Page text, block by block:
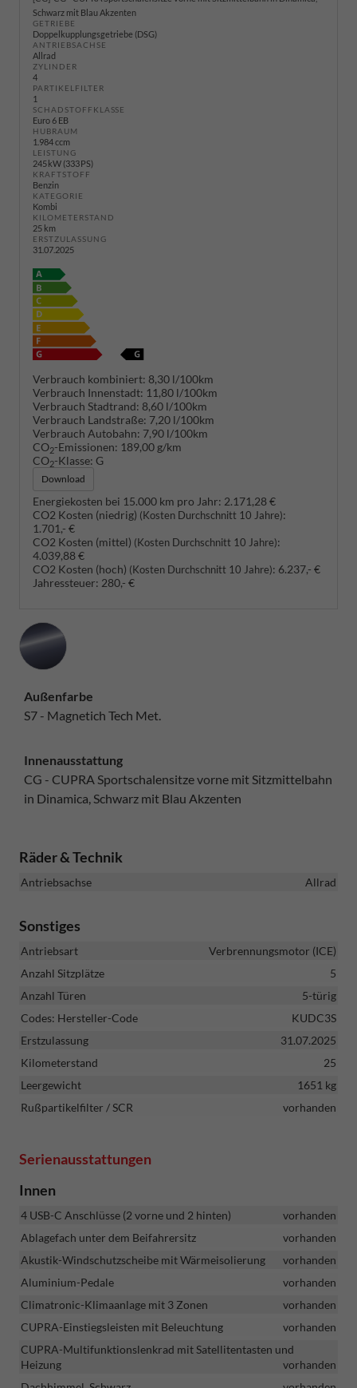
Schwarz mit Blau Akzenten
GETRIEBE
Doppelkupplungsgetriebe (DSG)
ANTRIEBSACHSE
Allrad
ZYLINDER
4
PARTIKELFILTER
1
SCHADSTOFFKLASSE
Euro 6 EB
HUBRAUM
1.984 ccm
LEISTUNG
245 kW (333 PS)
KRAFTSTOFF
Benzin
KATEGORIE
Kombi
KILOMETERSTAND
25 km
ERSTZULASSUNG
31.07.2025
Verbrauch kombiniert: 8,30 l/100km
Verbrauch Innenstadt: 11,80 l/100km
Verbrauch Stadtrand: 8,60 l/100km
Verbrauch Landstraße: 7,20 l/100km
Verbrauch Autobahn: 7,90 l/100km
CO2-Emissionen: 189,00 g/km
CO2-Klasse: G
Download
Energiekosten bei 15.000 km pro Jahr: 2.171,28 €
CO2 Kosten (niedrig) (Kosten Durchschnitt 10 Jahre):
1.701,- €
CO2 Kosten (mittel) (Kosten Durchschnitt 10 Jahre):
4.039,88 €
CO2 Kosten (hoch) (Kosten Durchschnitt 10 Jahre): 6.237,- €
Jahressteuer: 280,- €
Außenfarbe
S7 - Magnetich Tech Met.
Innenausstattung
CG - CUPRA Sportschalensitze vorne mit Sitzmittelbahn
in Dinamica, Schwarz mit Blau Akzenten
Räder & Technik
Antriebsachse Allrad
Sonstiges
Antriebsart
Verbrennungsmotor (ICE)
Anzahl Sitzplätze
5
Anzahl Türen
5-türig
Codes: Hersteller-Code
KUDC3S
Erstzulassung
31.07.2025
Kilometerstand
25
Leergewicht
1651 kg
Rußpartikelfilter / SCR
vorhanden
Serienausstattungen
Innen
4 USB-C Anschlüsse (2 vorne und 2 hinten)
vorhanden
Ablagefach unter dem Beifahrersitz
vorhanden
Akustik-Windschutzscheibe mit Wärmeisolierung
vorhanden
Aluminium-Pedale
vorhanden
Climatronic-Klimaanlage mit 3 Zonen
vorhanden
CUPRA-Einstiegsleisten mit Beleuchtung
vorhanden
CUPRA-Multifunktionslenkrad mit Satellitentasten und
Heizung
vorhanden